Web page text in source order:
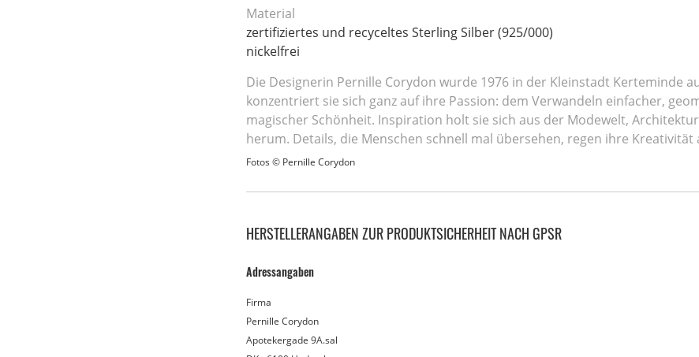
Material
zertifiziertes und recyceltes Sterling Silber (925/000)
nickelfrei
Die Designerin Pernille Corydon wurde 1976 in der Kleinstadt Kerteminde
konzentriert sie sich ganz auf ihre Passion: dem Verwandeln einfacher,
magischer Schönheit. Inspiration holt sie sich aus der Modewelt,
herum. Details, die Menschen schnell mal übersehen, regen ihre Kreativität
Fotos © Pernille Corydon
HERSTELLERANGABEN ZUR PRODUKTSICHERHEIT NACH GPSR
Adressangaben
Firma
Pernille Corydon
Apotekergade 9A.sal